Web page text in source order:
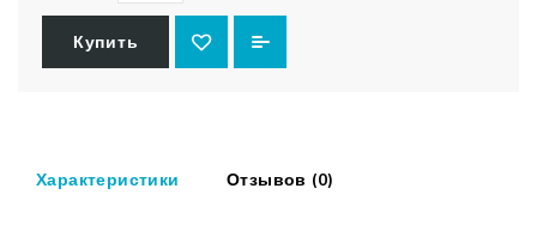
Купить
Характеристики Отзывов (0)